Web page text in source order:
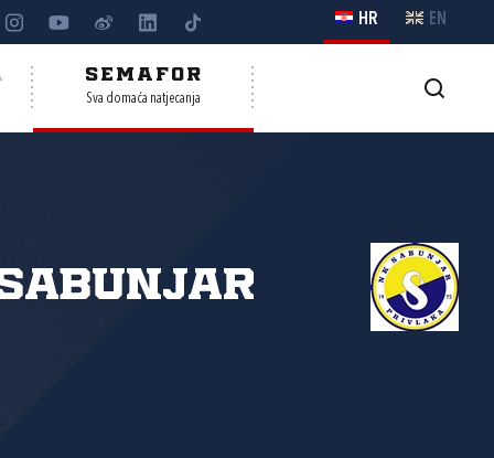
HR EN
SEMAFOR
Sva domaća natjecanja
Sabunjar